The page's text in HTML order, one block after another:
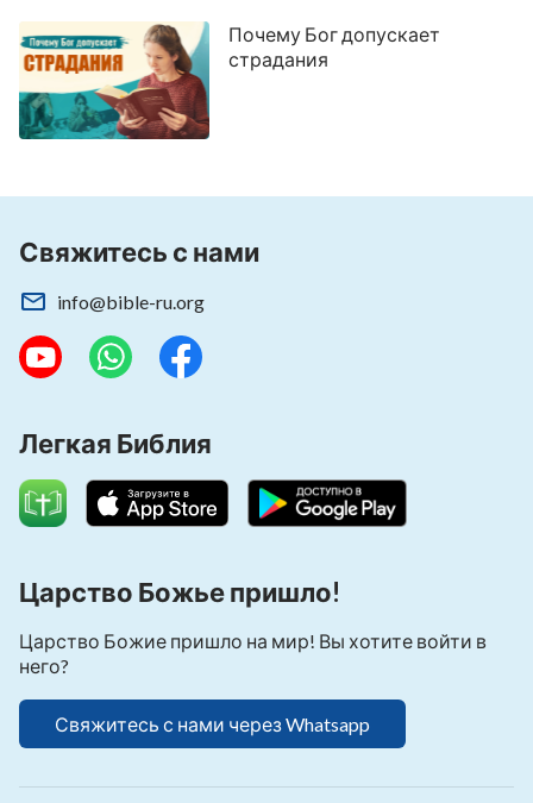
Почему Бог допускает
страдания
Свяжитесь с нами
info@bible-ru.org
Легкая Библия
Царство Божье пришло!
Царство Божие пришло на мир! Вы хотите войти в
него?
Свяжитесь с нами через Whatsapp